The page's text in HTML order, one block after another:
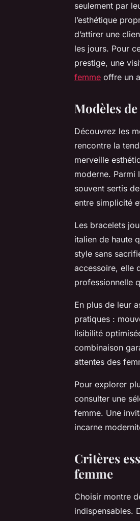
seulement par
l’esthétique
d’attirer une
les jours. Pour
prestige, une
femme offre un
Modèles
Découvrez les
rencontre la
merveille
moderne. Parmi
souvent sertis
entre simplicité
Les bracelets
italien de haute
style sans
accessoire, elle
professionnelle
En plus de leur
pratiques :
lisibilité
combinaison
attentes des
Pour explorer
consulter une
femme. Une
incarne
Critères
femme
Choisir montre
indispensables.